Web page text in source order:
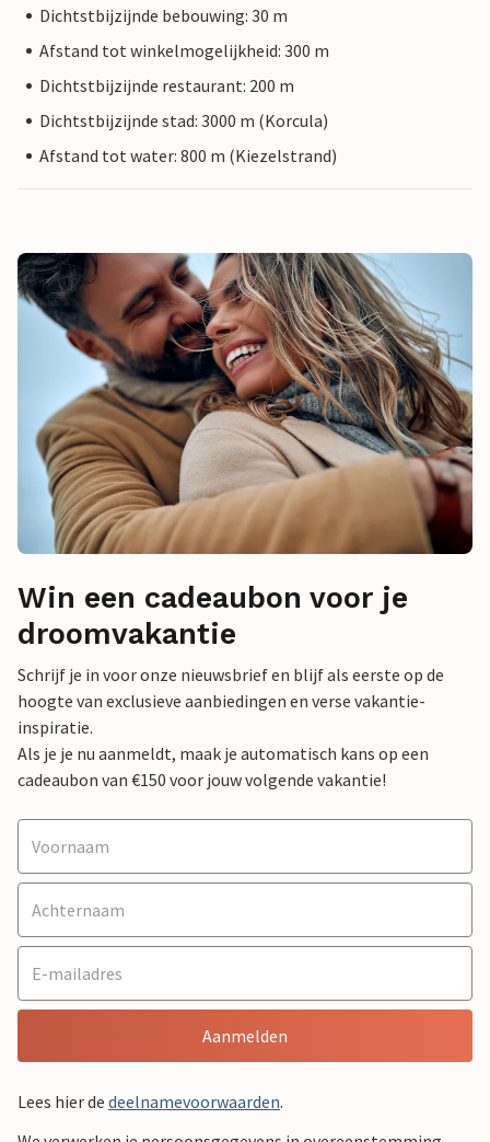
Dichtstbijzijnde bebouwing: 30 m
Afstand tot winkelmogelijkheid: 300 m
Dichtstbijzijnde restaurant: 200 m
Dichtstbijzijnde stad: 3000 m (Korcula)
Afstand tot water: 800 m (Kiezelstrand)
Win een cadeaubon voor je
droomvakantie
Schrijf je in voor onze nieuwsbrief en blijf als eerste op de
hoogte van exclusieve aanbiedingen en verse vakantie-
inspiratie.
Als je je nu aanmeldt, maak je automatisch kans op een
cadeaubon van €150 voor jouw volgende vakantie!
Aanmelden
Lees hier de deelnamevoorwaarden.